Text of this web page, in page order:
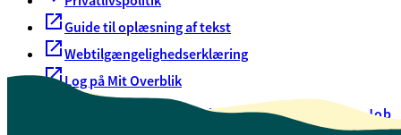
Guide til oplæsning af tekst
Webtilgængelighedserklæring
Log på Mit Overblik
Oversigt over selvbetjeningJob